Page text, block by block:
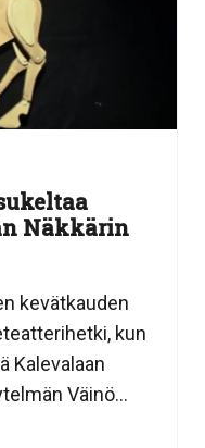
Näkkärin
kevätkauden
kun
Kalevalaan
Väinö...